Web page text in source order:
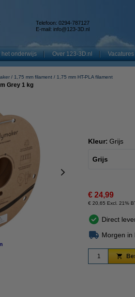
Telefoon: 0294-787127
E-mail: info@123-3D.nl
het onderwijs Over 123-3D.nl Vacatures
1,75 mm filament 1,75 mm HT-PLA filament
Grey 1 kg
Kleur: Grijs
Grijs
€ 24,99
€ 20,65 Excl. 21%
Direct
Morgen in